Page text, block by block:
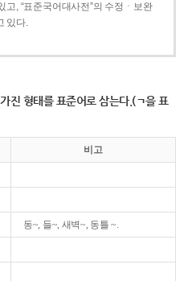
고, “표준국어대사전”의 수정ㆍ보완
있다.
진 형태를 표준어로 삼는다.(ㄱ을 표
비고
동~, 들~, 새벽~, 동틀 ~.